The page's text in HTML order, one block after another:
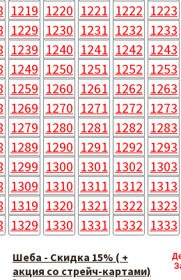
1219 1220 1221 1222 1223
1229 1230 1231 1232 1233
1239 1240 1241 1242 1243
1249 1250 1251 1252 1253
1259 1260 1261 1262 1263
1269 1270 1271 1272 1273
1279 1280 1281 1282 1283
1289 1290 1291 1292 1293
1299 1300 1301 1302 1303
1309 1310 1311 1312 1313
1319 1320 1321 1322 1323
1329 1330 1331 1332 1333
Шеба - Скидка 15% ( +
акция со стрейч-картами)